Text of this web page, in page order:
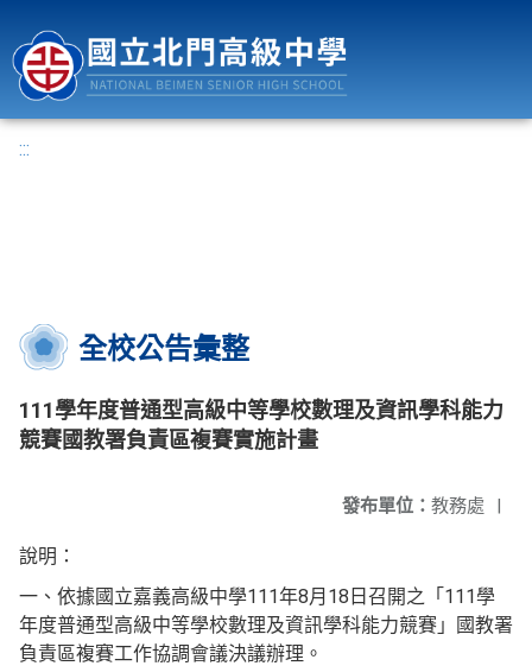
:::
全校公告彙整
111學年度普通型高級中等學校數理及資訊學科能力
競賽國教署負責區複賽實施計畫
發布單位： 教務處 |
說明：
一、依據國立嘉義高級中學111年8月18日召開之「111學
年度普通型高級中等學校數理及資訊學科能力競賽」國教署
負責區複賽工作協調會議決議辦理。